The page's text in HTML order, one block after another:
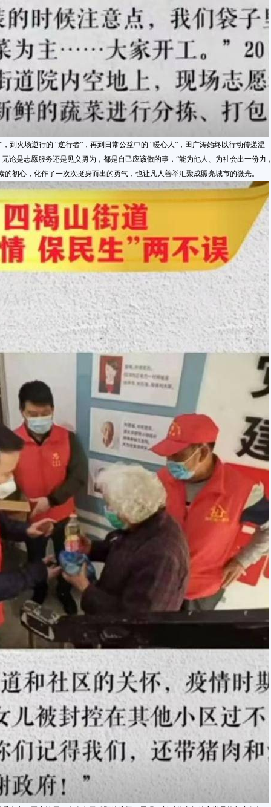
到火场逆行的 “逆行者”，再到日常公益中的 “暖心人”，田广涛始终以行动传递温
论是志愿服务还是见义勇为，都是自己应该做的事，“能为他人、为社会出一份力，
的初心，化作了一次次挺身而出的勇气，也让凡人善举汇聚成照亮城市的微光。